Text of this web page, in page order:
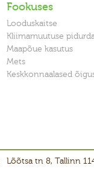
Fookuses
Looduskaitse
Kliimamuutuse
Maapõue kasutus
Mets
Keskkonnaalased
Lõõtsa tn 8, Tallinn